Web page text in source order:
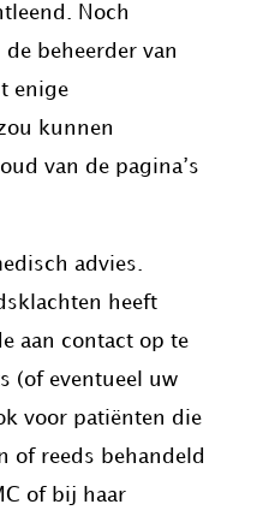
Noch
beheerder van
enige
kunnen
van de pagina’s
advies.
heeft
aan contact op te
(of eventueel uw
voor patiënten die
of reeds behandeld
of bij haar